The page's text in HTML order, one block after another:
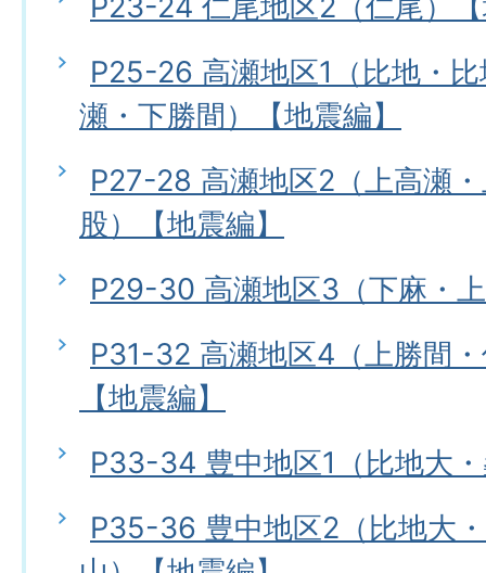
P25-26 高瀬地区1（比地・
瀬・下勝間）【地震編】
P27-28 高瀬地区2（上高瀬
股）【地震編】
P29-30 高瀬地区3（下麻・
P31-32 高瀬地区4（上勝間
【地震編】
P33-34 豊中地区1（比地大
P35-36 豊中地区2（比地大